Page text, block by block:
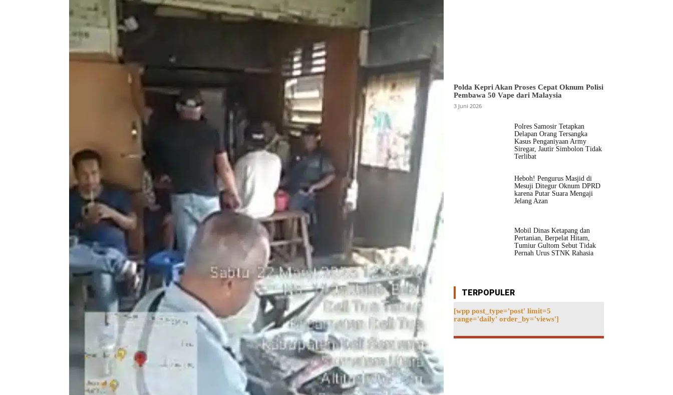
Polda Kepri Akan Proses Cepat Oknum Polisi
Pembawa 50 Vape dari Malaysia
3 Juni 2026
Polres Samosir Tetapkan
Delapan Orang Tersangka
Kasus Penganiyaan Army
Siregar, Jautir Simbolon Tidak
Terlibat
Heboh! Pengurus Masjid di
Mesuji Ditegur Oknum DPRD
karena Putar Suara Mengaji
Jelang Azan
Mobil Dinas Ketapang dan
Pertanian, Berpelat Hitam,
Tumiur Gultom Sebut Tidak
Pernah Urus STNK Rahasia
TERPOPULER
[wpp post_type='post' limit=5
range='daily' order_by='views']